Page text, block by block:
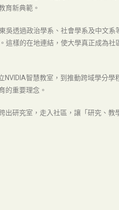
育新典範。
吳透過政治學系、社會學系及中文系
這樣的在地連結，使大學真正成為社
智慧教室，到推動跨域學分學
的重要理念。
出研究室，走入社區，讓「研究、教